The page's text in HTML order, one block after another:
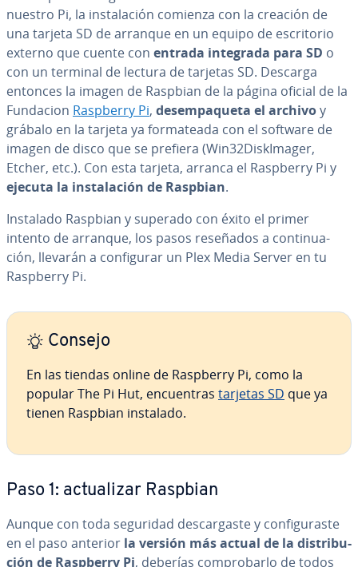
nuestro Pi, la in­s­ta­la­ción comienza con la creación de
una tarjeta SD de arranque en un equipo de es­cri­to­rio
externo que cuente con entrada integrada para SD o
con un terminal de lectura de tarjetas SD. Descarga
entonces la imagen de Raspbian de la página oficial de la
Fundacion Raspberry Pi, des­em­pa­que­ta el archivoy
grábalo en la tarjeta ya fo­r­ma­tea­da con el software de
imagen de disco que se prefiera (Win32Di­s­kI­ma­ger,
Etcher, etc.). Con esta tarjeta, arranca el Raspberry Pi y
ejecuta la in­s­ta­la­ción de Raspbian.
Instalado Raspbian y superado con éxito el primer
intento de arranque, los pasos reseñados a co­n­ti­nua­
ción, llevarán a co­n­fi­gu­rar un Plex Media Server en tu
Raspberry Pi.
Consejo
En las tiendas online de Raspberry Pi, como la
popular The Pi Hut, en­cue­n­tras tarjetas SD que ya
tienen Raspbian instalado.
Paso 1: ac­tua­li­zar Raspbian
Aunque con toda seguridad de­s­ca­r­ga­s­te y co­n­fi­gu­ra­s­te
en el paso anterior la versión más actual de la di­s­tri­bu­
ción de Raspberry Pi, deberías co­m­pro­bar­lo de todos